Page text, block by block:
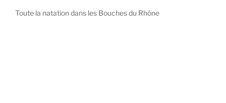
Toute la natation dans les Bouches du Rhône